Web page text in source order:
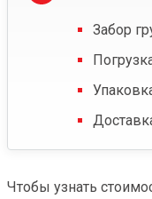
Забор
Чтобы узнать